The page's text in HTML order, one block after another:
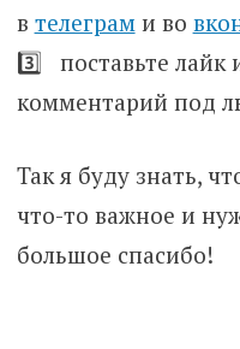
в телеграм и во
3️⃣ поставьте лайк
комментарий под
Так я буду знать,
что-то важное и
большое спасибо!